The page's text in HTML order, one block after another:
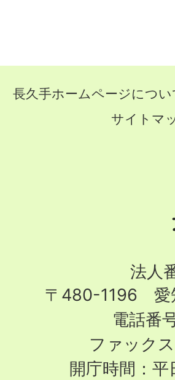
長久手ホームページについ
サイトマ
法人
〒480-1196 愛
電話番
ファック
開庁時間：